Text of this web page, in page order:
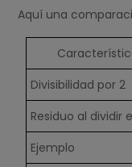
Aquí una
Divisibilidad por 2
Residuo al dividir
Ejemplo